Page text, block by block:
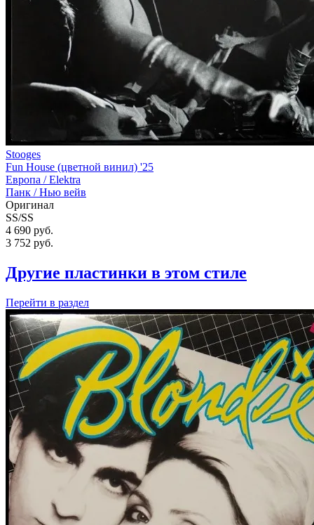
Stooges
Fun House (цветной винил) '25
Европа /Elektra
Панк / Нью вейв
Оригинал
SS/SS
4 690 руб.
3 752 руб.
Другие пластинки в этом стиле
Перейти в раздел